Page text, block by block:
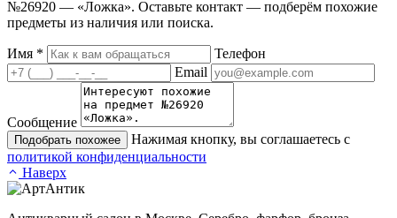
№26920 — «Ложка». Оставьте контакт — подберём похожие
предметы из наличия или поиска.
Имя *
Телефон
Email
Сообщение
Подобрать похожее
Нажимая кнопку, вы соглашаетесь с
политикой конфиденциальности
Наверх